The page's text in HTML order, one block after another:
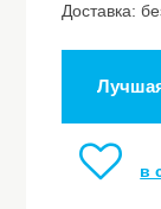
Доставка:
в